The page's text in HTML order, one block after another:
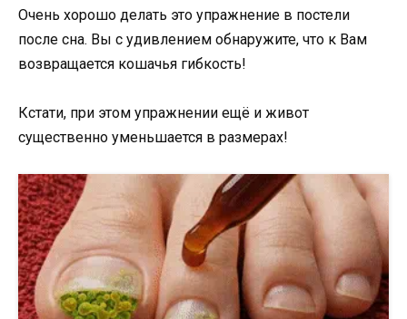
Очень хорошо делать это упражнение в постели
после сна. Вы с удивлением обнаружите, что к Вам
возвращается кошачья гибкость!
Кстати, при этом упражнении ещё и живот
существенно уменьшается в размерах!